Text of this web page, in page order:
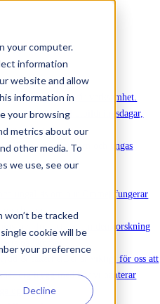
your computer.
information
website and allow
information in
your browsing
metrics about our
other media. To
we use, see our
won’t be tracked
cookie will be
your preference
Decline
Senaste nytt om vår verksamhet.
Anmälan till utbildningsdagar,
och annat.
Rapporter om barn och ungas
Läs om hur Ommej fungerar
och unga.
och Impact
Läs om den forskning
Det är viktigt för oss att
dig trygg med hur vi hanterar
uppgifter.